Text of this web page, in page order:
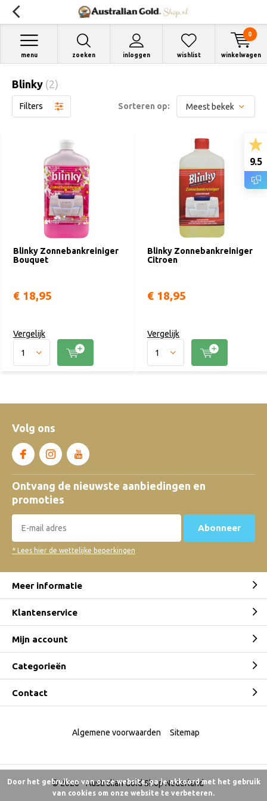
zoeken inloggen
menu wishlist winkelwagen
0
Blinky (2)
Filters Sorteren op:
Blinky Zonnebankreiniger
Bouquet
€ 18,95
Vergelijk
Blinky Zonnebankreiniger
Citroen
€ 18,95
Vergelijk
Volg ons
Ontvang de nieuwste aanbiedingen en
promoties
Abonneer
* Lees hier de wettelijke beperkingen
Meer informatie
Klantenservice
Mijn account
Categorieën
Contact
© 2026 -Australian Gold Shop Nederland
Algemene voorwaarden Sitemap
9.5
Door het gebruiken van onze website, ga je akkoord met het gebruik
van cookies om onze website te verbeteren.